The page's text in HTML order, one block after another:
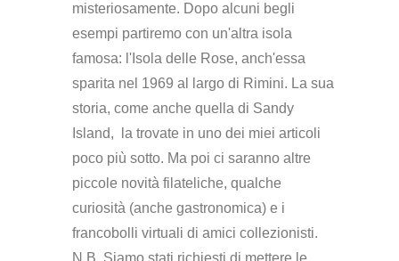
misteriosamente. Dopo alcuni begli
esempi partiremo con un'altra isola
famosa: l'Isola delle Rose, anch'essa
sparita nel 1969 al largo di Rimini. La sua
storia, come anche quella di Sandy
Island, la trovate in uno dei miei articoli
poco più sotto. Ma poi ci saranno altre
piccole novità filateliche, qualche
curiosità (anche gastronomica) e i
francobolli virtuali di amici collezionisti.
N.B. Siamo stati richiesti di mettere le